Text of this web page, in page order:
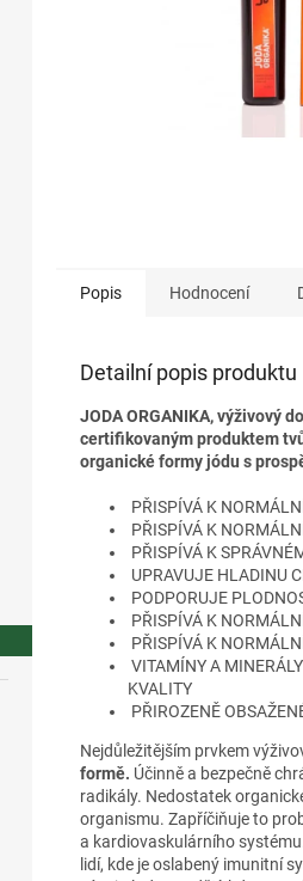
Popis Hodnocení
Detailní popis produktu
JODA ORGANIKA, výživový
certifikovaným produktem
organické formy jódu s
PŘISPÍVÁ K
PŘISPÍVÁ K
PŘISPÍVÁ K
UPRAVUJE HLADINU
PODPORUJE
PŘISPÍVÁ K
PŘISPÍVÁ K
VITAMÍNY A
KVALITY
PŘIROZENĚ
Nejdůležitějším prvkem
formě. Účinně a bezpečně
radikály. Nedostatek
organismu. Zapříčiňuje to
a kardiovaskulárního
lidí, kde je oslabený imunitní